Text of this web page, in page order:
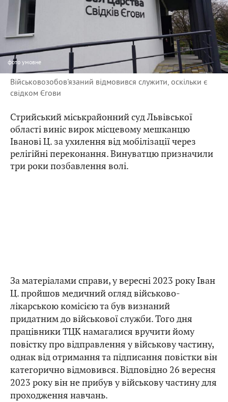
фото умовне
Військовозобов'язаний відмовився служити, оскільки є
свідком Єгови
Стрийський міськрайонний суд Львівської
області виніс вирок місцевому мешканцю
Іванові Ц. за ухилення від мобілізації через
релігійні переконання. Винуватцю призначили
три роки позбавлення волі.
За матеріалами справи, у вересні 2023 року Іван
Ц. пройшов медичний огляд військово-
лікарською комісією та був визнаний
придатним до військової служби. Того дня
працівники ТЦК намагалися вручити йому
повістку про відправлення у військову частину,
однак від отримання та підписання повістки він
категорично відмовився. Відповідно 26 вересня
2023 року він не прибув у військову частину для
проходження навчань.